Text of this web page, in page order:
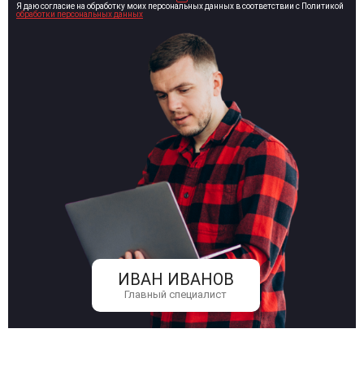
ИВАН ИВАНОВ
Главный специалист
Я даю согласие на обработку моих персональных данных в соответствии с Политикой
обработки персональных данных